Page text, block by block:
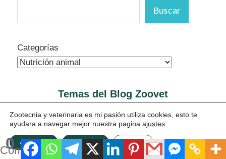
0
Compartidos
Buscar
Categorías
Temas del Blog Zoovet
Acuacultura
Agrocharlas
Agronegocios
Zootecnia y veterinaria es mi pasión utiliza cookies, esto te
ayudara a navegar mejor nuestra pagina ajustes
ACEPTAR Rechazar Ajustes